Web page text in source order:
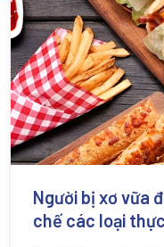
Người bị xơ vữa
chế các loại